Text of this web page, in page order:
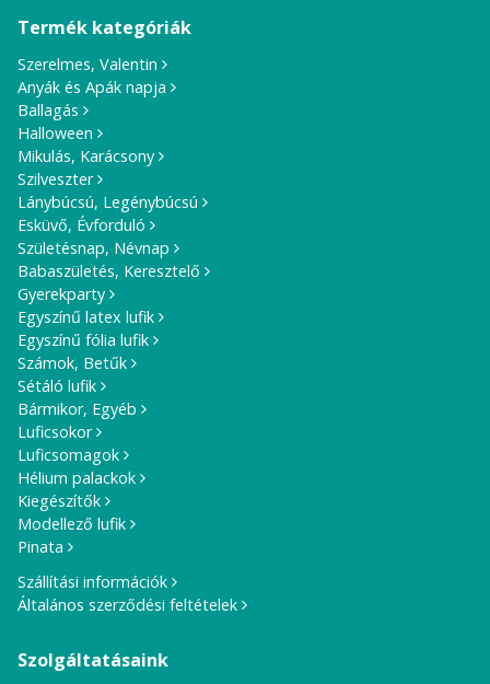
Termék kategóriák
Szerelmes, Valentin
Anyák és Apák napja
Ballagás
Halloween
Mikulás, Karácsony
Szilveszter
Lánybúcsú, Legénybúcsú
Esküvő, Évforduló
Születésnap, Névnap
Babaszületés, Keresztelő
Gyerekparty
Egyszínű latex lufik
Egyszínű fólia lufik
Számok, Betűk
Sétáló lufik
Bármikor, Egyéb
Luficsokor
Luficsomagok
Hélium palackok
Kiegészítők
Modellező lufik
Pinata
Szállítási információk
Általános szerződési feltételek
Szolgáltatásaink